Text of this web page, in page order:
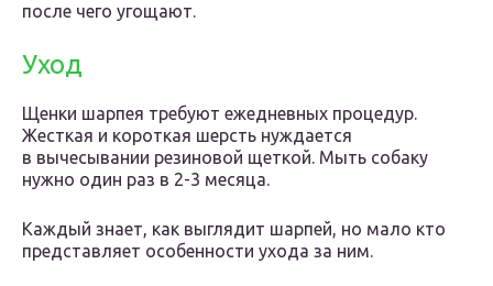
после чего угощают.
Уход
Щенки шарпея требуют ежедневных процедур.
Жесткая и короткая шерсть нуждается
в вычесывании резиновой щеткой. Мыть собаку
нужно один раз в 2-3 месяца.
Каждый знает, как выглядит шарпей, но мало кто
представляет особенности ухода за ним.